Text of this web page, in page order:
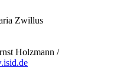
Zwillus
Holzmann /